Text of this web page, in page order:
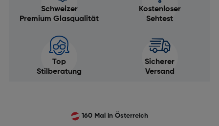
Schweizer
Premium Glasqualität
Kostenloser
Sehtest
Top
Stilberatung
Sicherer
Versand
160 Mal in Österreich